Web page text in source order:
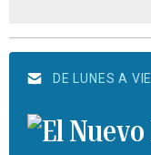
DE LUNES A